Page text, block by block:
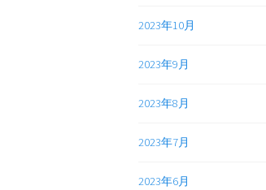
2023年10月
2023年9月
2023年8月
2023年7月
2023年6月